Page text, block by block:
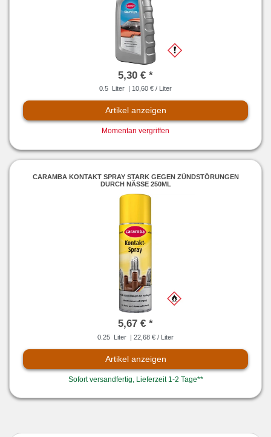
5,30 € *
0.5 Liter | 10,60 € / Liter
Artikel anzeigen
Momentan vergriffen
CARAMBA KONTAKT SPRAY STARK GEGEN ZÜNDSTÖRUNGEN
DURCH NÄSSE 250ML
5,67 € *
0.25 Liter | 22,68 € / Liter
Artikel anzeigen
Sofort versandfertig, Lieferzeit 1-2 Tage**